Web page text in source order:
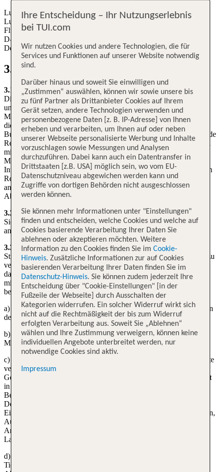
Lufthansa ist unter folgender Anschrift erreichbar:Deutsche
Lufthansa AG
Flughafen-Bereich West
D-60546 Frankfurt/Main
Deutschland
3. Check-In
3.1.
Die Meldeschlusszeiten sind an den verschiedenen Flughäfen
unterschiedlich und Lufthansa empfiehlt Ihnen, sich über diese
Meldeschlusszeiten zu informieren und sie einzuhalten. Sofern Sie
diese Zeiten nicht einhalten, ist Lufthansa zur Streichung Ihrer
Buchung berechtigt. Lufthansa oder das den Flugschein ausstellende
Reisebüro informieren Sie über die Meldeschlusszeit für den ersten
mit Lufthansa durchgeführten Streckenabschnitt. Die
Meldeschlusszeiten für unsere Flüge können Sie auf unserer
Internetseite nachlesen und sind von dem Flugschein ausstellendem
Reisebüro zu erfahren. Sie betragen, wenn nichts anderes
angegeben ist, mindestens 45 Minuten vor dem planmäßigen
Abflug.
3.2.
Sie sind verpflichtet, sich spätestens zu dem bei der Abfertigung
angegebenen Zeitpunkt zum Einsteigen am Gate einzufinden.
3.3.
Strengere Sicherheitsverfahren an den meisten Flughäfen können zu
verspäteten Abflügen und Ankünften aller Flugzeuge führen, ohne
dass der Beförderer dies verschulden muss. Um Verspätungen zu
minimieren, sollten die Fluggäste diese Anforderungen
berücksichtigen:
a) Alle Personen, einschließlich Kinder und Kleinkinder, müssen an
den Check-In-Schaltern gültige Reisedokumente vorlegen;
b) Die Gültigkeitsdauer des Reisepasses sollte mindestens sechs
Monate ab dem Tag der Abreise betragen;
c) Der Passagier muss sicherstellen, dass er über gültige Dokumente
verfügt, die für die Einreise in das Ankunftsland gemäß den
Gesetzen und Vorschriften des Ziellandes erforderlich sind. Es liegt
in der Verantwortung des Passagiers sicherzustellen, dass er im
Besitz eines gültigen Identitätsdokuments und aller weiteren
Dokumente und Anforderungen ist, die von den Zoll- und
Einwanderungsbehörden verlangt werden. Alle Strafen, Sanktionen,
Ausgaben oder Kosten, die aufgrund des Fehlens solcher
Anforderungen oder gültiger Dokumente entstehen, gehen zu
Lasten des Passagiers;
d) Vor- und Nachnamen der Fluggäste in ihren Ausweisen und auf
Tickets und Buchungsbestätigungen sollten identisch sein. Bei
Ihre Entscheidung – Ihr Nutzungserlebnis
bei TUI.com
Wir nutzen Cookies und andere Technologien, die für
Services und Funktionen auf unserer Website notwendig
sind.
Darüber hinaus und soweit Sie einwilligen und
„Zustimmen“ auswählen, können wir sowie unsere bis
zu fünf Partner als Drittanbieter Cookies auf Ihrem
Gerät setzen, andere Technologien verwenden und
personenbezogene Daten [z. B. IP-Adresse] von Ihnen
erheben und verarbeiten, um Ihnen auf oder neben
unserer Webseite personalisierte Werbung und Inhalte
vorzuschlagen sowie Messungen und Analysen
durchzuführen. Dabei kann auch ein Datentransfer in
Drittstaaten [z.B. USA] möglich sein, wo vom EU-
Datenschutzniveau abgewichen werden kann und
Zugriffe von dortigen Behörden nicht ausgeschlossen
werden können.
Sie können mehr Informationen unter "Einstellungen"
finden und entscheiden, welche Cookies und welche auf
Cookies basierende Verarbeitung Ihrer Daten Sie
ablehnen oder akzeptieren möchten. Weitere
Information zu den Cookies finden Sie im Cookie-
Hinweis. Zusätzliche Informationen zur auf Cookies
basierenden Verarbeitung Ihrer Daten finden Sie im
Datenschutz-Hinweis. Sie können zudem jederzeit Ihre
Entscheidung über "Cookie-Einstellungen" [in der
Fußzeile der Webseite] durch Ausschalten der
Kategorien widerrufen. Ein solcher Widerruf wirkt sich
nicht auf die Rechtmäßigkeit der bis zum Widerruf
erfolgten Verarbeitung aus. Soweit Sie „Ablehnen“
wählen und Ihre Zustimmung verweigern, können keine
individuellen Angebote unterbreitet werden, nur
notwendige Cookies sind aktiv.
Impressum